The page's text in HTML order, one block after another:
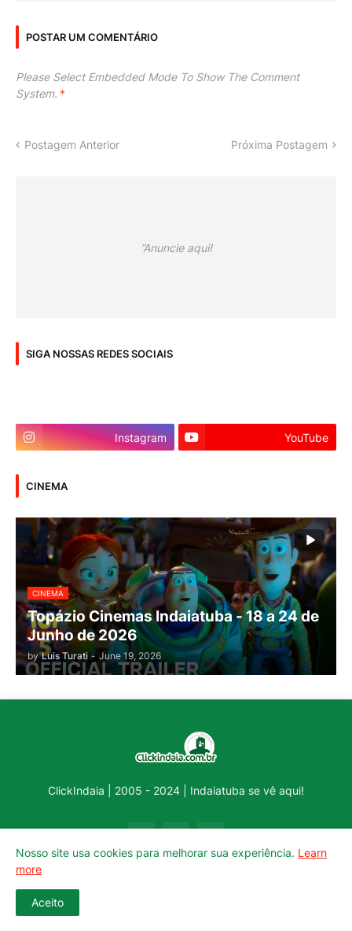
POSTAR UM COMENTÁRIO
Please Select Embedded Mode To Show The Comment
System. *
Postagem Anterior Próxima Postagem
”Anuncie aqui!
SIGA NOSSAS REDES SOCIAIS
Instagram YouTube
CINEMA
CINEMA
Topázio Cinemas Indaiatuba - 18 a 24 de
Junho de 2026
by Luis Turati - June 19, 2026
ClickIndaia | 2005 - 2024 | Indaiatuba se vê aqui!
Nosso site usa cookies para melhorar sua experiência. Learn
more
Aceito